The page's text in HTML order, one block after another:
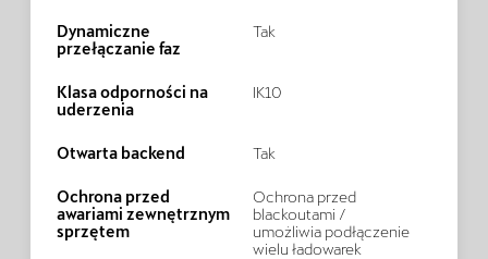
Dynamiczne
przełączanie faz
Tak
Klasa odporności na
uderzenia
IK10
Otwarta backend Tak
Ochrona przed
awariami zewnętrznym
sprzętem
Ochrona przed
blackoutami /
umożliwia podłączenie
wielu ładowarek